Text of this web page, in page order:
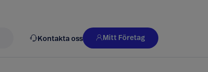
Kontakta oss Mitt Företag